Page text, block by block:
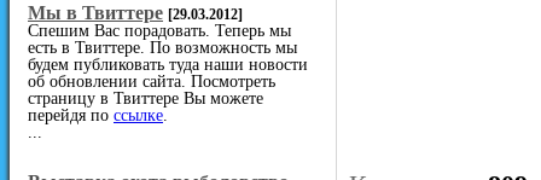
Мы в Твиттере [29.03.2012]
Спешим Вас порадовать. Теперь мы
есть в Твиттере. По возможность мы
будем публиковать туда наши новости
об обновлении сайта. Посмотреть
страницу в Твиттере Вы можете
перейдя по ссылке